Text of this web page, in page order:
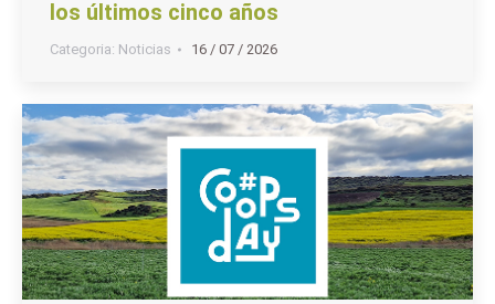
los últimos cinco años
Categoria: Noticias 16 / 07 / 2026